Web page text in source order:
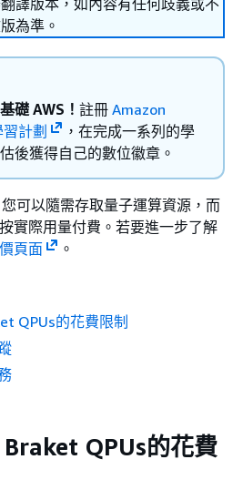
譯版本，如內容有任何歧義或不
為準。
礎 AWS！ 註冊 Amazon
計劃
，在完成一系列的學
後獲得自己的數位徽章。
可以隨需存取量子運算資源，而
實際用量付費。若要進一步了解
頁面
。
QPUs的花費限制
QPUs的花費